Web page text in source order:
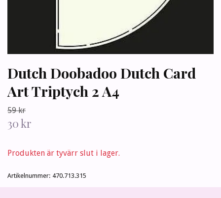
Dutch Doobadoo Dutch Card
Art Triptych 2 A4
59 kr
30 kr
Produkten är tyvärr slut i lager.
Artikelnummer: 470.713.315